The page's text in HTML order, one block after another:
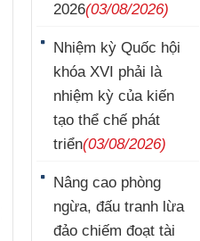
2026(03/08/2026)
Nhiệm kỳ Quốc hội
khóa XVI phải là
nhiệm kỳ của kiến
tạo thể chế phát
triển(03/08/2026)
Nâng cao phòng
ngừa, đấu tranh lừa
đảo chiếm đoạt tài